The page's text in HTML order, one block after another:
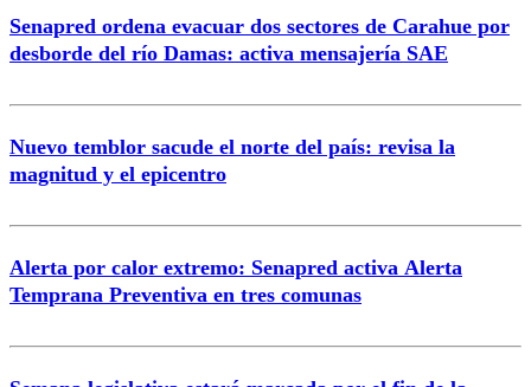
Correo
Senapred ordena evacuar dos sectores de Carahue por
desborde del río Damas: activa mensajería SAE
Nuevo temblor sacude el norte del país: revisa la
magnitud y el epicentro
Alerta por calor extremo: Senapred activa Alerta
Temprana Preventiva en tres comunas